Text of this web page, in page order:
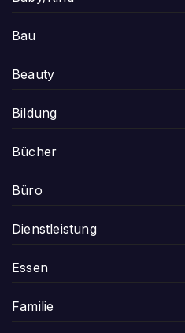
Bau
Beauty
Bildung
Bücher
Büro
Dienstleistung
Essen
Familie